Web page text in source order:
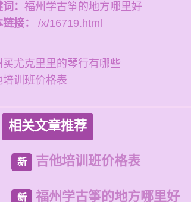
： 福州学古筝的地方哪里好
接：
/x/16719.html
买尤克里里的琴行有哪些
培训班价格表
相关文章推荐
新 吉他培训班价格表
新 福州学古筝的地方哪里好